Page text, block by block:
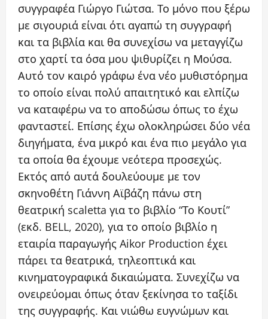
συγγραφέα Γιώργο Γιώτσα. Το μόνο που ξέρω
με σιγουριά είναι ότι αγαπώ τη συγγραφή
και τα βιβλία και θα συνεχίσω να μεταγγίζω
στο χαρτί τα όσα μου ψιθυρίζει η Μούσα.
Αυτό τον καιρό γράφω ένα νέο μυθιστόρημα
το οποίο είναι πολύ απαιτητικό και ελπίζω
να καταφέρω να το αποδώσω όπως το έχω
φανταστεί. Επίσης έχω ολοκληρώσει δύο νέα
διηγήματα, ένα μικρό και ένα πιο μεγάλο για
τα οποία θα έχουμε νεότερα προσεχώς.
Εκτός από αυτά δουλεύουμε με τον
σκηνοθέτη Γιάννη Αϊβάζη πάνω στη
θεατρική scaletta για το βιβλίο “Το Κουτί”
(εκδ. BELL, 2020), για το οποίο βιβλίο η
εταιρία παραγωγής Aikor Production έχει
πάρει τα θεατρικά, τηλεοπτικά και
κινηματογραφικά δικαιώματα. Συνεχίζω να
ονειρεύομαι όπως όταν ξεκίνησα το ταξίδι
της συγγραφής. Και νιώθω ευγνώμων και